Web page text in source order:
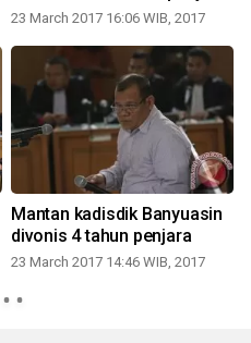
23 March 2017 16:06 WIB, 2017
Mantan kadisdik Banyuasin
divonis 4 tahun penjara
23 March 2017 14:46 WIB, 2017